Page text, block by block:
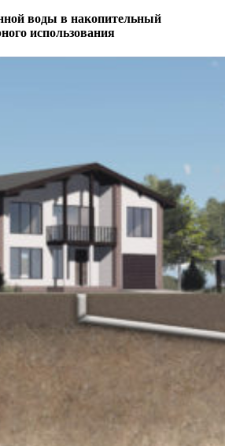
воды в накопительный
использования